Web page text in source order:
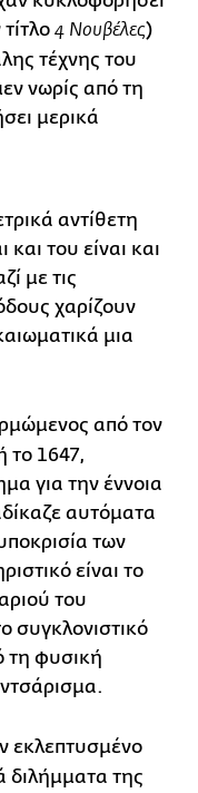
4 Νουβέλες)
τέχνης του
νωρίς από τη
μερικά
αντίθετη
του είναι και
με τις
χαρίζουν
μια
από τον
το 1647,
για την έννοια
αυτόματα
των
είναι το
του
συγκλονιστικό
τη φυσική
εκλεπτυσμένο
διλήμματα της